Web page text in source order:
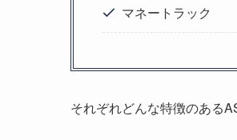
マネートラック
それぞれどんな特徴のある